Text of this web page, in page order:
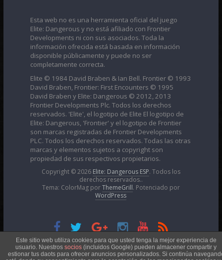
Esta web no es una herramienta oficial del juego
Elite: Dangerous y no está afiliado con Frontier
Developments ni con sus asociados. Toda la
información ofrecida está basada en información
disponible públicamente y puede no ser
completamente correcta.
Elite © 1984 David Braben & Ian Bell. Frontier © 1993
David Braben, Frontier: First Encounters © 1995
David Braben y Elite: Dangerous © 2012, 2013
Frontier Developments Plc. Todos los derechos
reservados. 'Elite', el logotipo de Elite El logotipo de
Elite: Dangerous, 'Frontier' y el logotipo de Frontier
son marcas registradas de Frontier Developments
PLC. Todos los derechos reservados. Todas las otras
marcas y elementos sujetos a copyright son
propiedad de sus respectivos propietarios.
Copyright © 2026 Elite: Dangerous ESP. Todos los
derechos reservados..
Tema: ColorMag porThemeGrill. Potenciado por
WordPress
Esta obra está bajo unaLicencia Creative Commons
Este sitio web utiliza cookies para que usted tenga la mejor experiencia de
usuario. Nuestros socios (incluidos Google) pueden almacener compartir y
estionar tus daots para ofrecer anuncios personalizados. Si continúa